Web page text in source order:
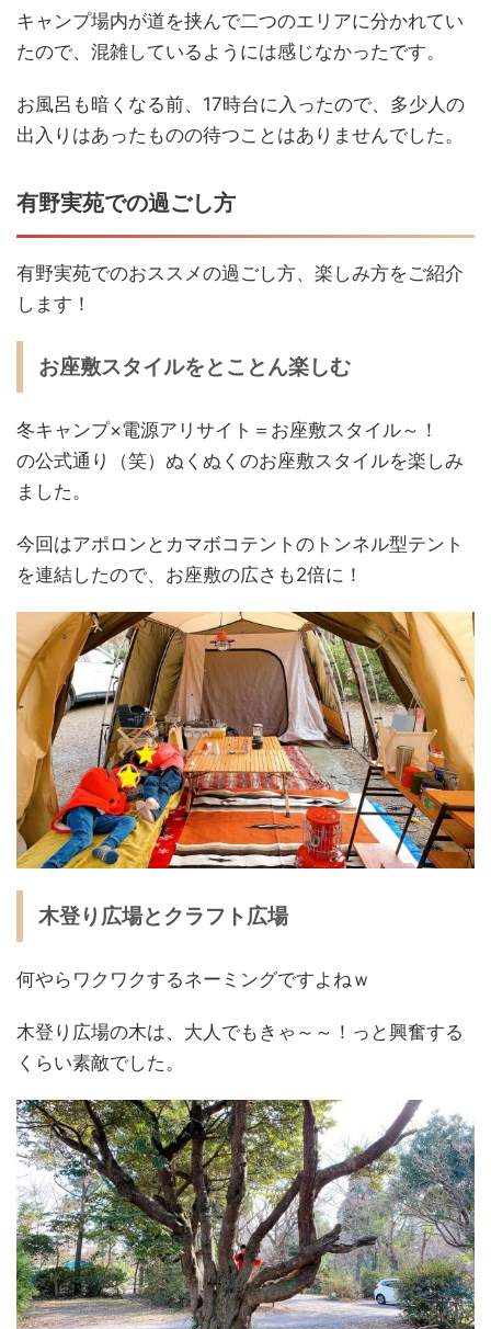
キャンプ場内が道を挟んで二つのエリアに分かれてい
たので、混雑しているようには感じなかったです。
お風呂も暗くなる前、17時台に入ったので、多少人の
出入りはあったものの待つことはありませんでした。
有野実苑での過ごし方
有野実苑でのおススメの過ごし方、楽しみ方をご紹介
します！
お座敷スタイルをとことん楽しむ
冬キャンプ×電源アリサイト＝お座敷スタイル～！
の公式通り（笑）ぬくぬくのお座敷スタイルを楽しみ
ました。
今回はアポロンとカマボコテントのトンネル型テント
を連結したので、お座敷の広さも2倍に！
木登り広場とクラフト広場
何やらワクワクするネーミングですよねｗ
木登り広場の木は、大人でもきゃ～～！っと興奮する
くらい素敵でした。